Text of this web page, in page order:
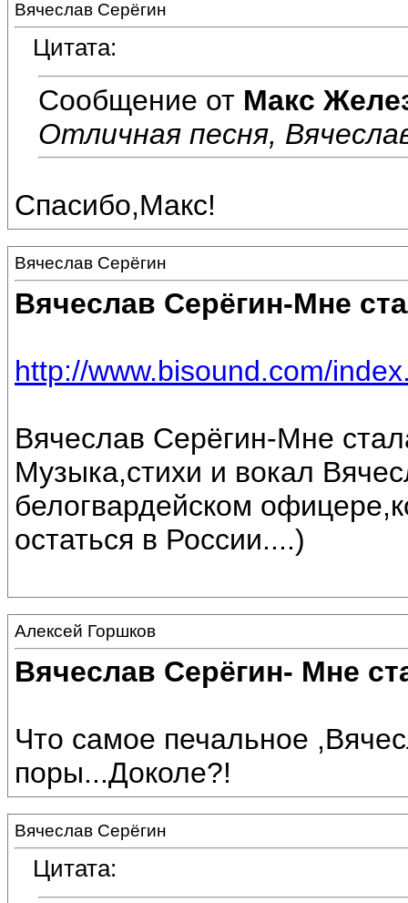
Вячеслав Серёгин
Цитата:
Сообщение от Макс
Отличная песня,
Спасибо,Макс!
Вячеслав Серёгин
Вячеслав Серёгин-Мне
http://www.bisound.com/
Вячеслав Серёгин-Мне
Музыка,стихи и вокал
белогвардейском
остаться в России....)
Алексей Горшков
Вячеслав Серёгин- Мне
Что самое печальное
поры...Доколе?!
Вячеслав Серёгин
Цитата: